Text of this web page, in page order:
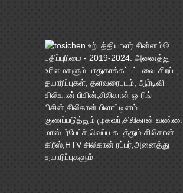
©
பதிப்புரிமை - 2019-2024: அனைத்து
உரிமைகளும் பாதுகாக்கப்பட்டவை.சிறப்பு
தயாரிப்புகள், தளவரைபடம், ஆர்டிவி
சிலிகான் பிசின்,சிலிகான் ஓ-ரிங்
பிசின்,சிலிகான் பிளாட்டினம்
குணப்படுத்தும் முகவர்,சிலிகான் வண்ண
மாஸ்டர்பேட்ச்,வெப்ப கடத்தும் சிலிகான்
கிரீஸ்,HTV சிலிகான் ரப்பர்,அனைத்து
தயாரிப்புகளும்